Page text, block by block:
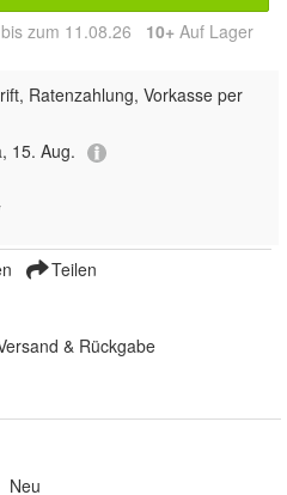
zum 11.08.26 10+ Auf Lager
Ratenzahlung, Vorkasse per
15. Aug.
Teilen
& Rückgabe
Neu